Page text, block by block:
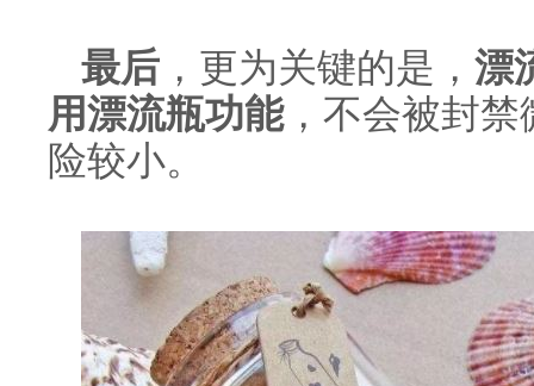
最后 ，更为关键的是， 漂
用漂流瓶功能，不会被封禁
险较小。